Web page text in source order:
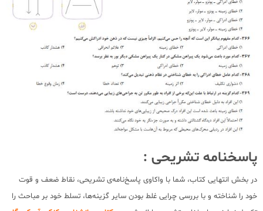
پاسخنامه تشریحی :
در بخش انتهایی کتاب، شما با واکاوی پاسخ‌نامه‌ی تشریحی، نقاط ضعف و قوت
خود را شناخته و با بررسی چرایی غلط بودن سایر گزینه‌ها، تسلط خود بر مباحث را